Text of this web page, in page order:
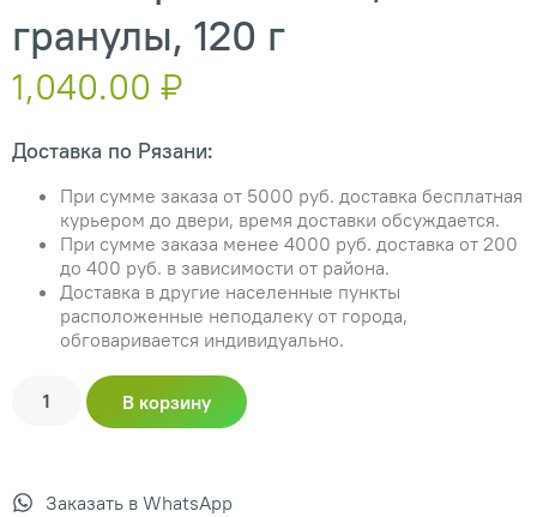
гранулы, 120 г
1,040.00 ₽
Доставка по Рязани:
При сумме заказа от 5000 руб. доставка бесплатная
курьером до двери, время доставки обсуждается.
При сумме заказа менее 4000 руб. доставка от 200
до 400 руб. в зависимости от района.
Доставка в другие населенные пункты
расположенные неподалеку от города,
обговаривается индивидуально.
В корзину
Заказать в WhatsApp